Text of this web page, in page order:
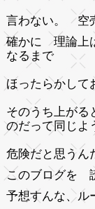
言わない。 空
確かに 理論上
なるまで
ほったらかし
そのうち上が
のだって同じよ
危険だと思う
このブログを
予想すんな、ル